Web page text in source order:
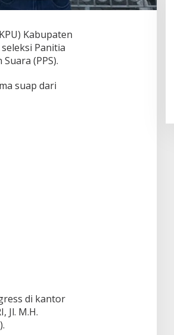
Kabupaten
Panitia
(PPS).
suap dari
di kantor
Jl. M.H.
Disini